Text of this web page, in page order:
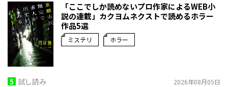
「ここでしか読めないプロ作家によるWEB小
説の連載」――カクヨムネクストで読めるホラー
作品5選
ミステリ ホラー
5 試し読み 2026年08月05日